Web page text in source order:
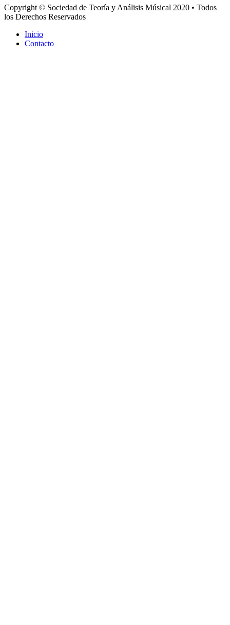
Copyright © Sociedad de Teoría y Análisis Músical 2020 • Todos
los Derechos Reservados
Inicio
Contacto